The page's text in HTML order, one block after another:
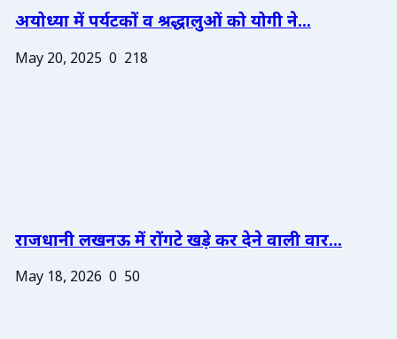
अयोध्या में पर्यटकों व श्रद्धालुओं को योगी ने...
May 20, 2025 0 218
राजधानी लखनऊ में रोंगटे खड़े कर देने वाली वार...
May 18, 2026 0 50